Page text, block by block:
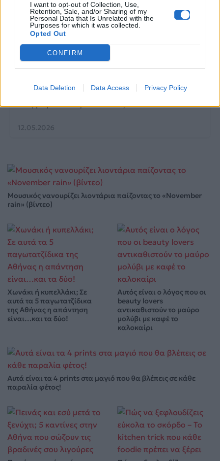
I want to opt-out of Collection, Use,
Retention, Sale, and/or Sharing of my
Personal Data that Is Unrelated with the
Purposes for which it was collected.
Opted Out
CONFIRM
Data Deletion Data Access Privacy Policy
Life
ο Τύμβος Καστά «ζωντανεύει» ξανά
12.05.2026
Μουσικός νανουρίζει λιοντάρια παίζοντας το «November
rain» (βίντεο)
Χωνάκι ή κυπελλάκι; Σε
αυτά τα 5 παγωτατζίδικα
της Αθήνας η απάντηση
είναι…και τα δύο!
Αυτός είναι ο λόγος που οι
beauty lovers
αντικαθιστούν το μαύρο
μολύβι με καφέ το
καλοκαίρι
Αυτά είναι τα 4 prints στα μαγιό που θα βλέπεις σε κάθε
παραλία φέτος!